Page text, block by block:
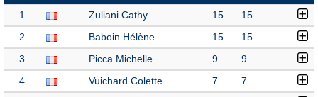
1 Zuliani Cathy 15 15
2 Baboin Hélène 15 15
3 Picca Michelle 9 9
4 Vuichard Colette 7 7